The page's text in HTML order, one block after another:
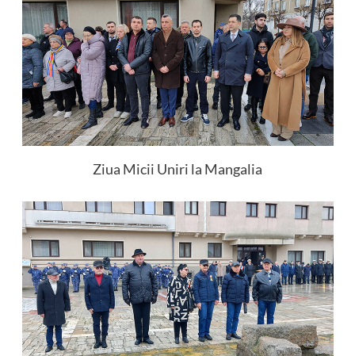
Ziua Micii Uniri la Mangalia